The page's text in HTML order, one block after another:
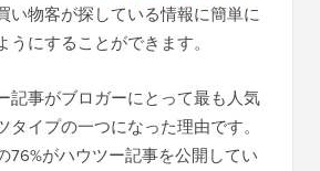
い物客が探している情報に簡単に
うにすることができます。
記事がブロガーにとって最も人気
タイプの一つになった理由です。
76%がハウツー記事を公開してい